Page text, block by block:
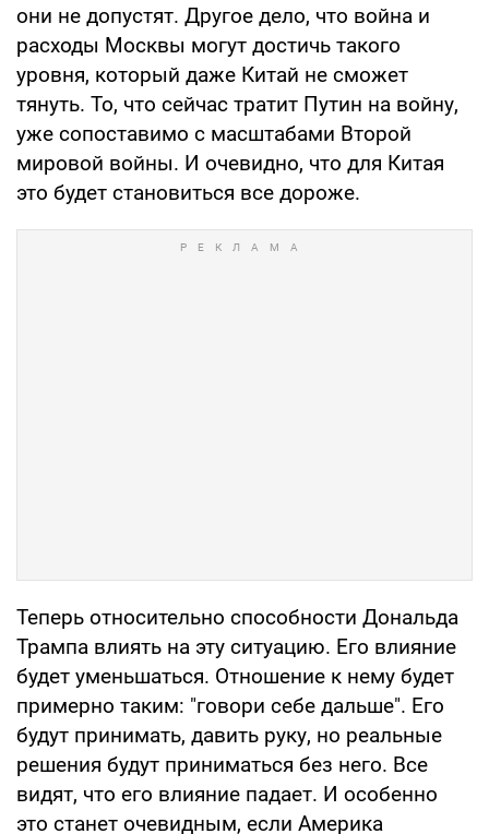
они не допустят. Другое дело, что война и
расходы Москвы могут достичь такого
уровня, который даже Китай не сможет
тянуть. То, что сейчас тратит Путин на войну,
уже сопоставимо с масштабами Второй
мировой войны. И очевидно, что для Китая
это будет становиться все дороже.
Теперь относительно способности Дональда
Трампа влиять на эту ситуацию. Его влияние
будет уменьшаться. Отношение к нему будет
примерно таким: "говори себе дальше". Его
будут принимать, давить руку, но реальные
решения будут приниматься без него. Все
видят, что его влияние падает. И особенно
это станет очевидным, если Америка